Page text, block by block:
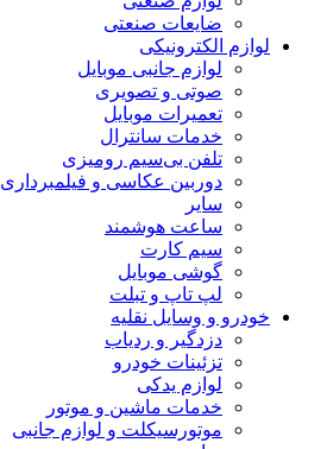
ضایعات صنعتی
لوازم الکترونیکی
لوازم جانبی موبایل
صوتی و تصویری
تعمیرات موبایل
خدمات سانترال
تلفن بی‌سیم رومیزی
دوربین عکاسی و فیلمبرداری
سایر
ساعت هوشمند
سیم کارت
گوشی موبایل
لپ تاپ و تبلت
خودرو و وسایل نقلیه
دزدگیر و ردیاب
تزئینات خودرو
لوازم یدکی
خدمات ماشین و موتور
موتورسیکلت و لوازم جانبی